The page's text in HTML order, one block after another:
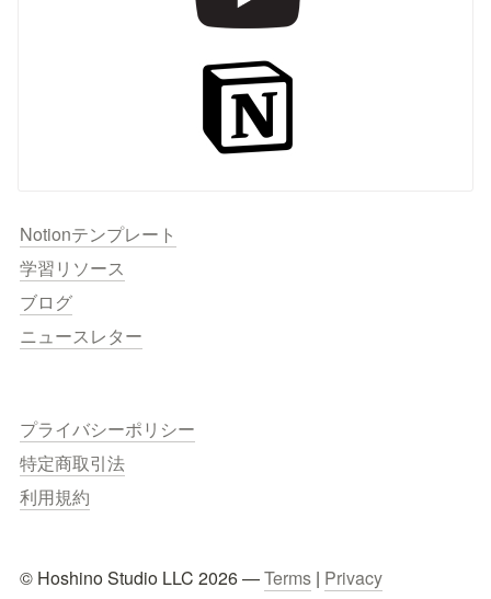
Notionテンプレート
学習リソース
ブログ
ニュースレター
プライバシーポリシー
特定商取引法
利用規約
© Hoshino Studio LLC 2026 — Terms | Privacy